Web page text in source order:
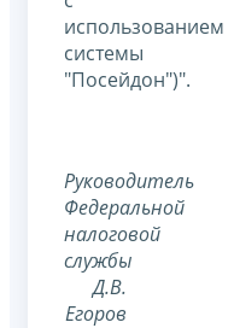
использованием
системы
"Посейдон")".
Руководитель
Федеральной
налоговой
службы
Д.В.
Егоров